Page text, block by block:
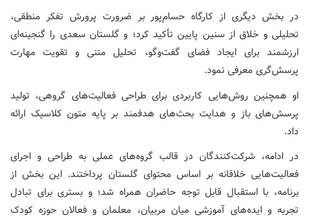
در بخش دیگری از کارگاه حسام‌پور بر ضرورت پرورش تفکر منطقی،
تحلیلی و خلاق از سنین پایین تأکید کرد؛ و گلستان سعدی را گنجینه‌ای
ارزشمند برای ایجاد فضای گفت‌وگو، تحلیل متنی و تقویت مهارت
پرسش‌گری معرفی نمود.
او همچنین روش‌هایی کاربردی برای طراحی فعالیت‌های گروهی، تولید
پرسش‌های باز و هدایت بحث‌های هدفمند بر پایه متون کلاسیک ارائه
داد.
در ادامه، شرکت‌کنندگان در قالب گروه‌های عملی به طراحی و اجرای
فعالیت‌هایی خلاقانه بر اساس محتوای گلستان پرداختند. این بخش از
برنامه، با استقبال قابل توجه حاضران همراه شد؛ و بستری برای تبادل
تجربه و ایده‌های آموزشی میان مربیان، معلمان و فعالان حوزه کودک